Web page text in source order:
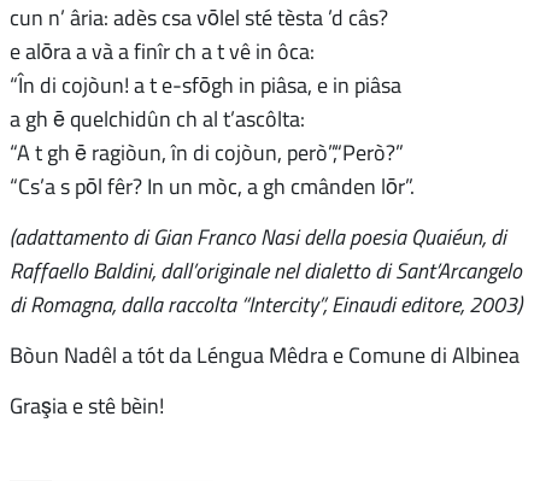
cun n’ âria: adès csa vōlel sté tèsta ’d câs?
e alōra a và a finîr ch a t vê in ôca:
“În di cojòun! a t e-sfōgh in piâsa, e in piâsa
a gh ē quelchidûn ch al t’ascôlta:
“A t gh ē ragiòun, în di cojòun, però”,“Però?”
“Cs’a s pōl fêr? In un mòc, a gh cmânden lōr”.
(adattamento di Gian Franco Nasi della poesia Quaiéun, di
Raffaello Baldini, dall’originale nel dialetto di Sant’Arcangelo
di Romagna, dalla raccolta “Intercity”, Einaudi editore, 2003)
Bòun Nadêl a tót da Léngua Mêdra e Comune di Albinea
Graşia e stê bèin!